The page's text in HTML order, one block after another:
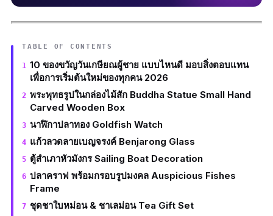
TABLE OF CONTENTS
10 ของขวัญวันเกษียณผู้ชาย แบบไหนดี มอบสิ่งตอบแทน
เพื่อการเริ่มต้นใหม่ของทุกคน 2026
พระพุทธรูปในกล่องไม้สัก Buddha Statue Small Hand
Carved Wooden Box
นาฬิกาปลาทอง Goldfish Watch
แก้วลวดลายเบญจรงค์ Benjarong Glass
ตู้สำเภาหัวมังกร Sailing Boat Decoration
ปลาคราฟ พร้อมกรอบรูปมงคล Auspicious Fishes
Frame
ชุดชาใบหม่อน & ชาเลม่อน Tea Gift Set